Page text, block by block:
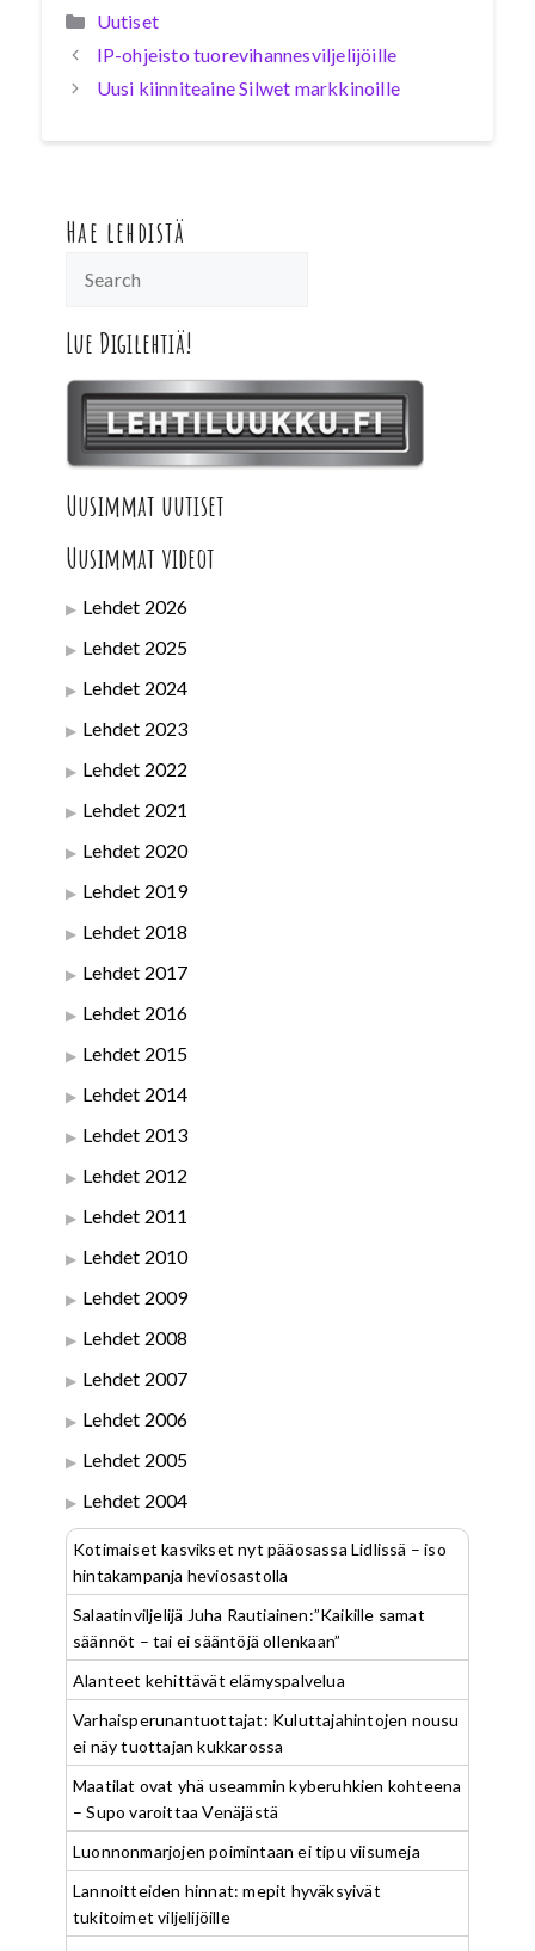
Kategoriat
Uutiset
IP-ohjeisto tuorevihannesviljelijöille
Uusi kiinniteaine Silwet markkinoille
Hae lehdistä
Lue Digilehtiä!
Uusimmat uutiset
Uusimmat videot
Lehdet 2026
Lehdet 2025
Lehdet 2024
Lehdet 2023
Lehdet 2022
Lehdet 2021
Lehdet 2020
Lehdet 2019
Lehdet 2018
Lehdet 2017
Lehdet 2016
Lehdet 2015
Lehdet 2014
Lehdet 2013
Lehdet 2012
Lehdet 2011
Lehdet 2010
Lehdet 2009
Lehdet 2008
Lehdet 2007
Lehdet 2006
Lehdet 2005
Lehdet 2004
Kotimaiset kasvikset nyt pääosassa Lidlissä – iso
hintakampanja heviosastolla
Salaatinviljelijä Juha Rautiainen:”Kaikille samat
säännöt – tai ei sääntöjä ollenkaan”
Alanteet kehittävät elämyspalvelua
Varhaisperunantuottajat: Kuluttajahintojen nousu
ei näy tuottajan kukkarossa
Maatilat ovat yhä useammin kyberuhkien kohteena
– Supo varoittaa Venäjästä
Luonnonmarjojen poimintaan ei tipu viisumeja
Lannoitteiden hinnat: mepit hyväksyivät
tukitoimet viljelijöille